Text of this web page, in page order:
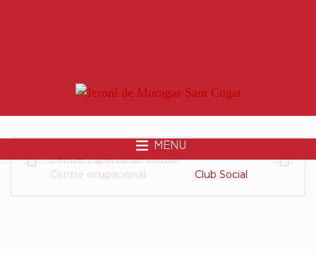
MENU
Centre Especial de Treball
Centre ocupacional
Club Social